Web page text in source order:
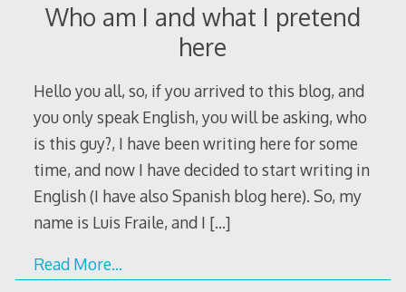
Who am I and what I pretend
here
Hello you all, so, if you arrived to this blog, and
you only speak English, you will be asking, who
is this guy?, I have been writing here for some
time, and now I have decided to start writing in
English (I have also Spanish blog here). So, my
name is Luis Fraile, and I […]
Read More…